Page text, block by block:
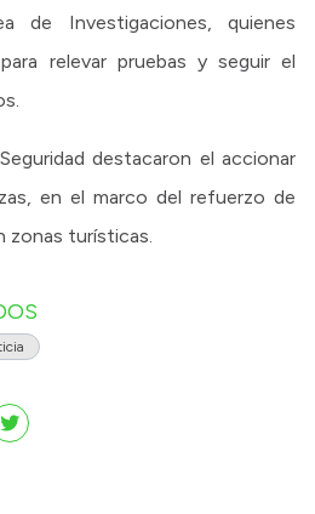
de Investigaciones, quienes
relevar pruebas y seguir el
destacaron el accionar
en el marco del refuerzo de
zonas turísticas.